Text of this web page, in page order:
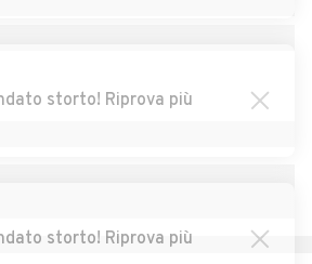
Auto usate Dumenza
storto! Riprova più
storto! Riprova più